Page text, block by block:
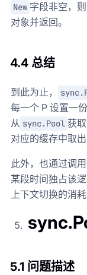
New 字段非空，
对象并返回。
4.4 总结
到此为止，
每一个 P 设置一
从 sync.Pool 获
对应的缓存中取
此外，也通过调用
某段时间独占该
上下文切换的消
5.1 问题描述